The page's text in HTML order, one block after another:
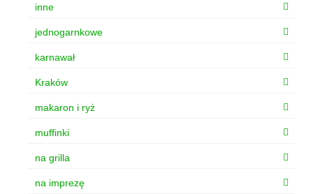
inne
jednogarnkowe
karnawał
Kraków
makaron i ryż
muffinki
na grilla
na imprezę